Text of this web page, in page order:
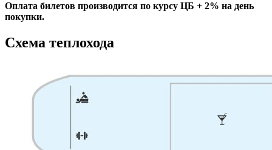
Оплата билетов производится по курсу ЦБ + 2% на день
покупки.
Схема теплохода